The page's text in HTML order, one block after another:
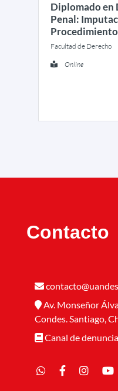
Diplomado en
Penal:
Procedimiento
Facultad de Derecho
Online
Contacto
Av. Monseñor
Condes. Santiago,
Canal de